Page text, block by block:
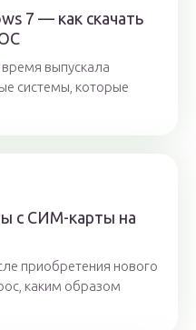
7 — как скачать
выпускала
системы, которые
с СИМ-карты на
приобретения нового
каким образом